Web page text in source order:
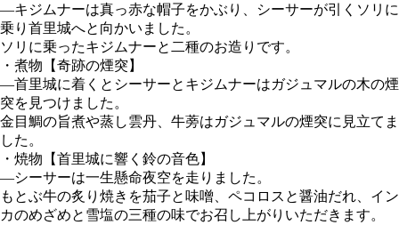
―キジムナーは真っ赤な帽子をかぶり、シーサーが引くソリに
乗り首里城へと向かいました。
ソリに乗ったキジムナーと二種のお造りです。
・煮物【奇跡の煙突】
―首里城に着くとシーサーとキジムナーはガジュマルの木の煙
突を見つけました。
金目鯛の旨煮や蒸し雲丹、牛蒡はガジュマルの煙突に見立てま
した。
・焼物【首里城に響く鈴の音色】
―シーサーは一生懸命夜空を走りました。
もとぶ牛の炙り焼きを茄子と味噌、ペコロスと醤油だれ、イン
カのめざめと雪塩の三種の味でお召し上がりいただきます。